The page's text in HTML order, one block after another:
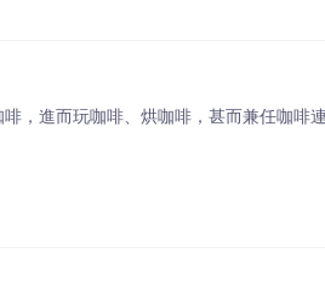
，進而玩咖啡、烘咖啡，甚而兼任咖啡